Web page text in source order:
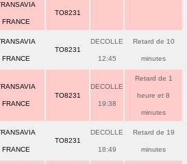
FRANCE
TO8231
FRANCE
TO8231
DECOLLE
12:45
Retard de 10
minutes
FRANCE
TO8231
DECOLLE
19:38
Retard de 1
heure et 8
minutes
FRANCE
TO8231
DECOLLE
18:49
Retard de 19
minutes